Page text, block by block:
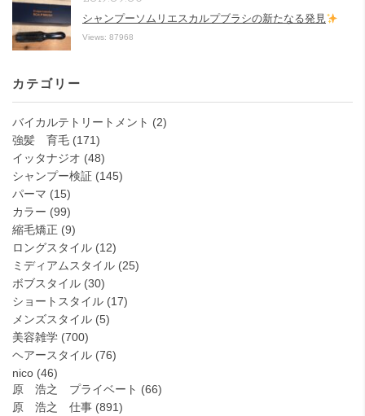
シャンプーソムリエスカルプブラシの新たなる発見
Views: 87968
カテゴリー
バイカルテトリートメント (2)
強髪 育毛 (171)
イッタナジオ (48)
シャンプー検証 (145)
パーマ (15)
カラー (99)
縮毛矯正 (9)
ロングスタイル (12)
ミディアムスタイル (25)
ボブスタイル (30)
ショートスタイル (17)
メンズスタイル (5)
美容雑学 (700)
ヘアースタイル (76)
nico (46)
原 浩之 プライベート (66)
原 浩之 仕事 (891)